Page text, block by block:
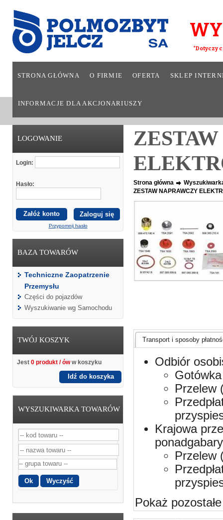
*Dotyczy
STRONA GŁÓWNA O FIRMIE OFERTA SKLEP
INFORMACJE DLA AKCJONARIUSZY
LOGOWANIE
Login:
Hasło:
Załóż konto
Przypomnij hasło
BAZA TOWARÓW
Techniczne Zaopatrzenie
Przemysłu
Części do pojazdów
Wyszukiwanie wg Samochodu
TWÓJ KOSZYK
Jest 0 produkt / óww koszyku
Idź do koszyka
WYSZUKIWARKA TOWARÓW
Strona główna
ZESTAW NAPRAWCZY
Transport i sposoby
Odbiór
Przelew
Krajowa
Przelew
Pokaż pozostałe